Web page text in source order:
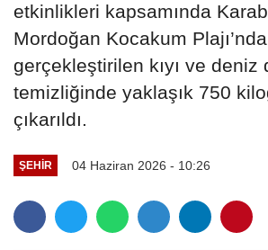
etkinlikleri kapsamında
Mordoğan Kocakum Plajı’nda
gerçekleştirilen kıyı ve deniz
temizliğinde yaklaşık 750
çıkarıldı.
ŞEHIR 04 Haziran 2026 - 10:26